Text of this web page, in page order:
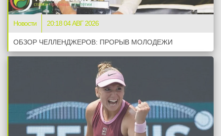
Новости 20:18 04 АВГ 2026
ОБЗОР ЧЕЛЛЕНДЖЕРОВ: ПРОРЫВ МОЛОДЕЖИ